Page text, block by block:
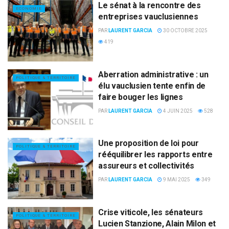
ECONOMIE
Le sénat à la rencontre des
entreprises vauclusiennes
PAR LAURENT GARCIA
30 OCTOBRE 2025
419
POLITIQUE & TERRITOIRE
Aberration administrative : un
élu vauclusien tente enfin de
faire bouger les lignes
PAR LAURENT GARCIA 4 JUIN 2025 528
POLITIQUE & TERRITOIRE
Une proposition de loi pour
rééquilibrer les rapports entre
assureurs et collectivités
PAR LAURENT GARCIA 9 MAI 2025 349
POLITIQUE & TERRITOIRE
Crise viticole, les sénateurs
Lucien Stanzione, Alain Milon et